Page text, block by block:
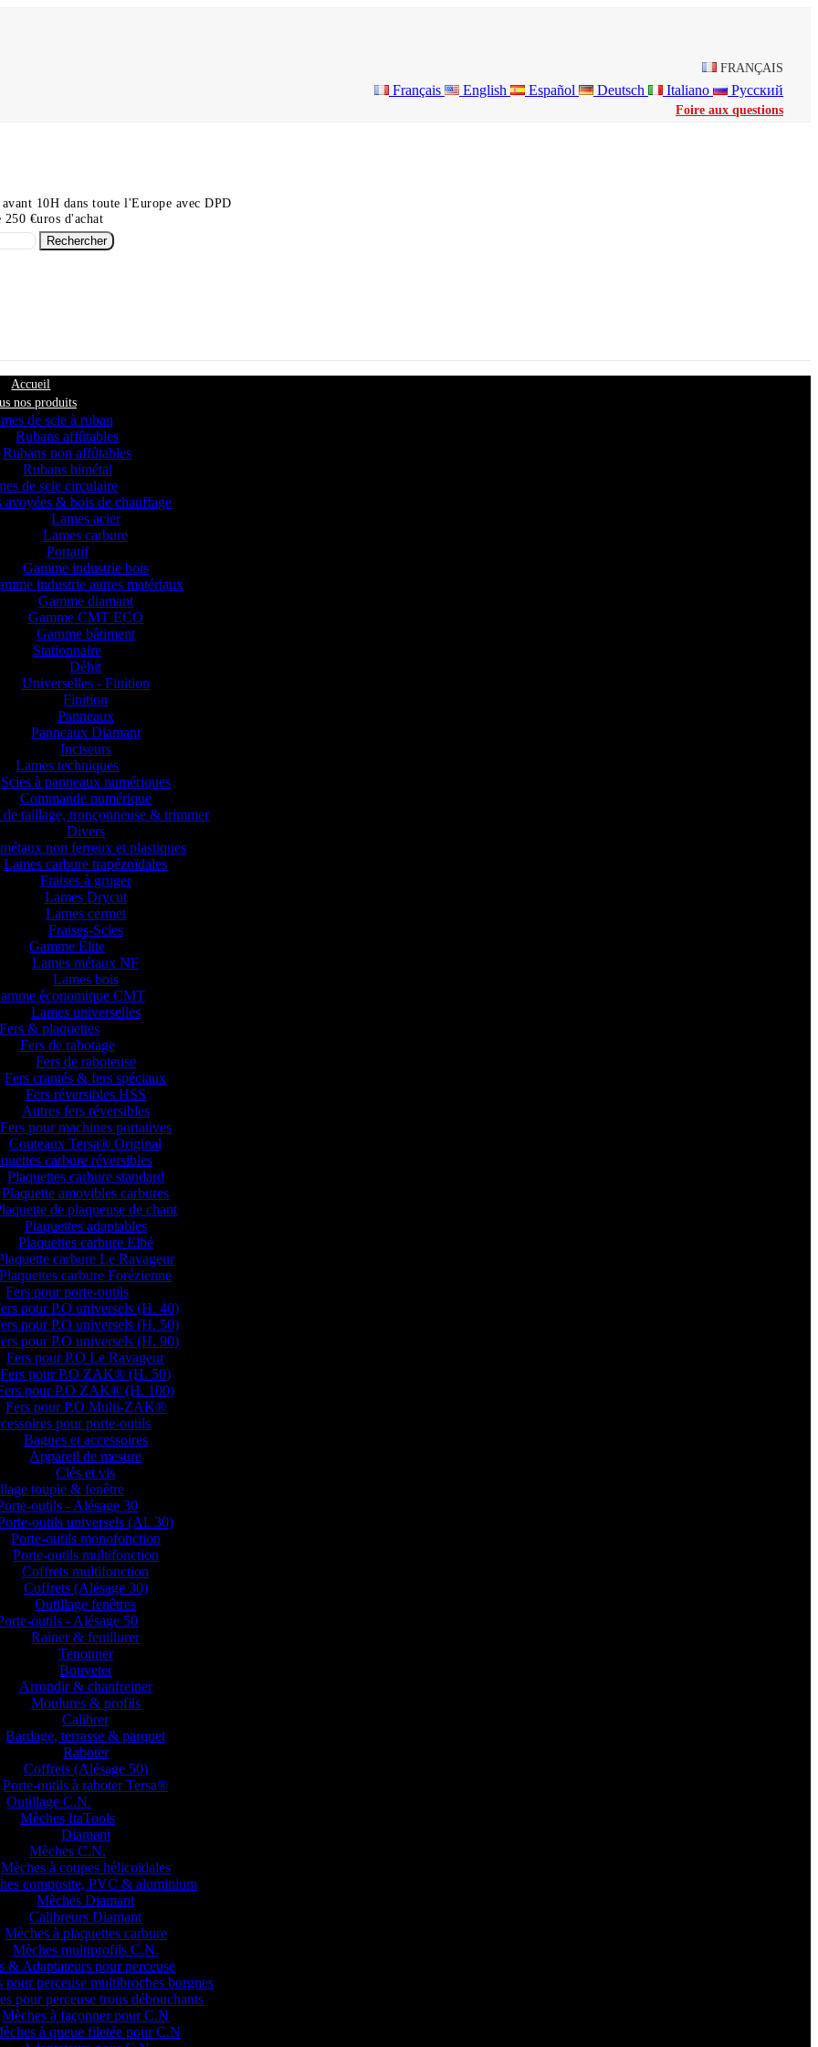
FRANÇAIS
Français English Español Deutsch Italiano Русский
Foire aux questions
10H dans toute l'Europe avec DPD
€uros d'achat
Rechercher
Accueil
nos produits
de scie à ruban
Rubans affûtables
Rubans non affûtables
Rubans bimétal
de scie circulaire
avoyées & bois de chauffage
Lames acier
Lames carbure
Portatif
Gamme industrie bois
industrie autres matériaux
Gamme diamant
Gamme CMT ECO
Gamme bâtiment
Stationnaire
Débit
Universelles - Finition
Finition
Panneaux
Panneaux Diamant
Inciseurs
Lames techniques
Scies à panneaux numériques
Commande numérique
de taillage, tronçonneuse & trimmer
Divers
non ferreux et plastiques
Lames carbure trapézoïdales
Fraises à gruger
Lames Drycut
Lames cermet
Fraises-Scies
Gamme Élite
Lames métaux NF
Lames bois
économique CMT
Lames universelles
& plaquettes
Fers de rabotage
Fers de raboteuse
Fers crantés & fers spéciaux
Fers réversibles HSS
Autres fers réversibles
Fers pour machines portatives
Couteaux Tersa® Original
carbure réversibles
Plaquettes carbure standard
Plaquette amovibles carbures
de plaqueuse de chant
Plaquettes adaptables
Plaquettes carbure Elbé
carbure Le Ravageur
Plaquettes carbure Forézienne
Fers pour porte-outils
pour P.O universels (H. 40)
pour P.O universels (H. 50)
pour P.O universels (H. 90)
Fers pour P.O Le Ravageur
Fers pour P.O ZAK® (H. 50)
pour P.O ZAK® (H. 100)
Fers pour P.O Multi-ZAK®
pour porte-outils
Bagues et accessoires
Appareil de mesure
Clés et vis
toupie & fenêtre
outils - Alésage 30
outils universels (Al. 30)
Porte-outils monofonction
Porte-outils multifonction
Coffrets multifonction
Coffrets (Alésage 30)
Outillage fenêtres
outils - Alésage 50
Rainer & feuillurer
Tenonner
Bouveter
Arrondir & chanfreiner
Moulures & profils
Calibrer
Bardage, terrasse & parquet
Raboter
Coffrets (Alésage 50)
Porte-outils à raboter Tersa®
Outillage C.N.
Mèches ItaTools
Diamant
Mèches C.N.
Mèches à coupes hélicoïdales
composite, PVC & aluminium
Mèches Diamant
Calibreurs Diamant
Mèches à plaquettes carbure
Mèches multiprofils C.N.
& Adaptateurs pour perceuse
pour perceuse multibroches borgnes
pour perceuse trous débouchants
Mèches à façonner pour C.N
à queue filetée pour C.N